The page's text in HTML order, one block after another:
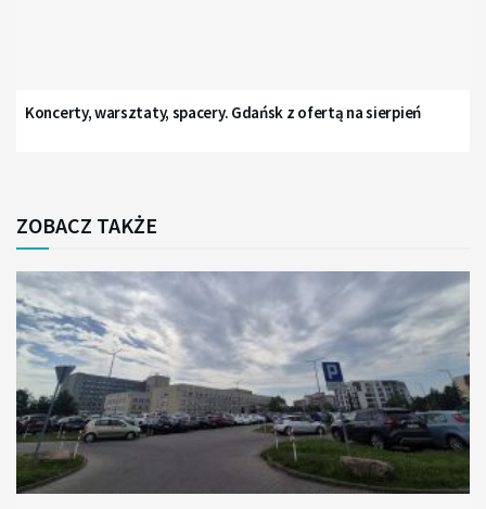
Koncerty, warsztaty, spacery. Gdańsk z ofertą na sierpień
ZOBACZ TAKŻE